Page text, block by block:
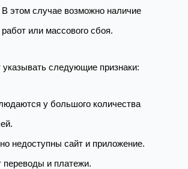
В этом случае возможно наличие
или массового сбоя.
указывать следующие признаки:
у большого количества
недоступны сайт и приложение.
переводы и платежи.